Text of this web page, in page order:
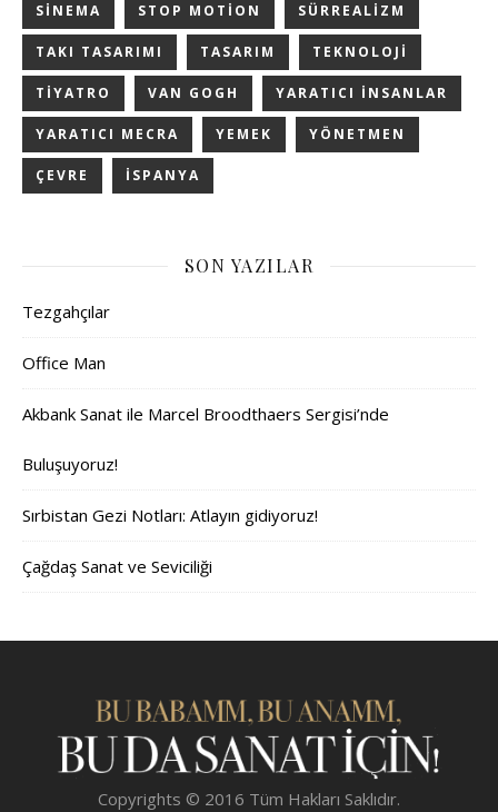
SINEMA STOP MOTION SÜRREALIZM
TAKI TASARIMI TASARIM TEKNOLOJI
TIYATRO VAN GOGH YARATICI INSANLAR
YARATICI MECRA YEMEK YÖNETMEN
ÇEVRE İSPANYA
SON YAZILAR
Tezgahçılar
Office Man
Akbank Sanat ile Marcel Broodthaers Sergisi’nde
Buluşuyoruz!
Sırbistan Gezi Notları: Atlayın gidiyoruz!
Çağdaş Sanat ve Seviciliği
Copyrights © 2016 Tüm Hakları Saklıdır.